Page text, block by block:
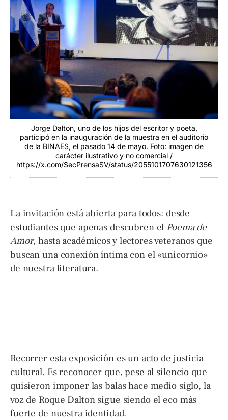
Jorge Dalton, uno de los hijos del escritor y poeta,
participó en la inauguración de la muestra en el auditorio
de la BINAES, el pasado 14 de mayo. Foto: imagen de
carácter ilustrativo y no comercial /
https://x.com/SecPrensaSV/status/2055101707630121356
La invitación está abierta para todos: desde
estudiantes que apenas descubren el Poema de
Amor, hasta académicos y lectores veteranos que
buscan una conexión íntima con el «unicornio»
de nuestra literatura.
Recorrer esta exposición es un acto de justicia
cultural. Es reconocer que, pese al silencio que
quisieron imponer las balas hace medio siglo, la
voz de Roque Dalton sigue siendo el eco más
fuerte de nuestra identidad.